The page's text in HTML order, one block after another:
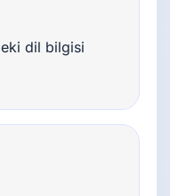
dil bilgisi